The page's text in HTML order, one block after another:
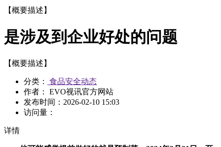
【概要描述】
是涉及到企业好处的问题
【概要描述】
分类：
食品安全动态
作者： EVO视讯官方网站
发布时间： 2026-02-10 15:03
访问量：
详情